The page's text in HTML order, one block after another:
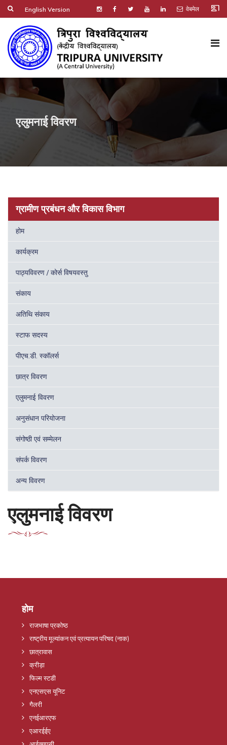
English Version वेबमेल co_present
एलुमनाई विवरण
ग्रामीण प्रबंधन और विकास विभाग
होम
कार्यक्रम
पाठ्यविवरण / कोर्स विषयवस्तु
संकाय
अतिथि संकाय
स्टाफ सदस्य
पीएच.डी. स्कॉलर्स
छात्र विवरण
एलुमनाई विवरण
अनुसंधान परियोजना
संगोष्ठी एवं सम्मेलन
संपर्क विवरण
अन्य विवरण
एलुमनाई विवरण
होम
राजभाषा प्रकोष्ठ
राष्ट्रीय मूल्यांकन एवं प्रत्यायन परिषद (नाक)
छात्रावास
क्रीड़ा
फिल्म स्टडी
एनएसएस यूनिट
गैलरी
एनईआरएफ
एआरईईए